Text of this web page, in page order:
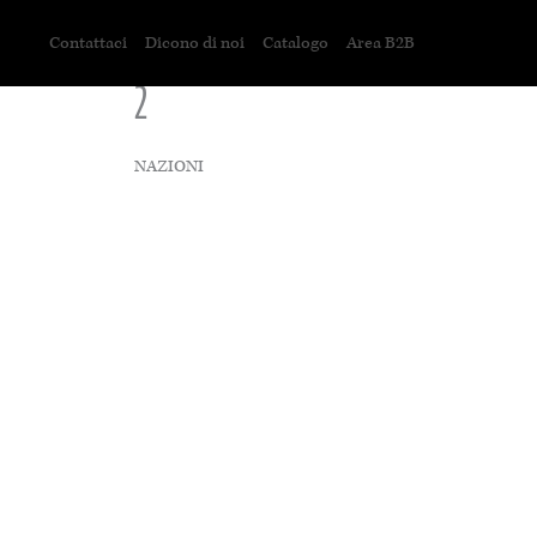
Contattaci Dicono di noi Catalogo Area B2B
2
NAZIONI